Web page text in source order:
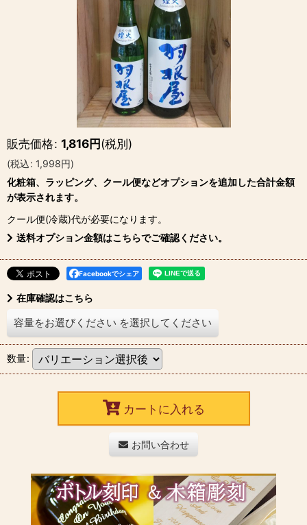
販売価格: 1,816円(税別)
(税込: 1,998円)
化粧箱、ラッピング、クール便などオプションを追加した合計金額
が表示されます。
クール便(冷蔵)代が必要になります。
送料オプション金額はこちらでご確認ください。
Facebookでシェア
在庫確認はこちら
容量をお選びください を選択してください
数量:
カートに入れる
お問い合わせ